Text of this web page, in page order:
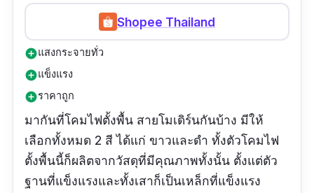
Shopee Thailand
add_circleแสงกระจายทั่ว
add_circleแข็งแรง
add_circleราคาถูก
มากันที่โคมไฟตั้งพื้น สายโมเดิร์นกันบ้าง มีให้
เลือกทั้งหมด 2 สี ได้แก่ ขาวและดำ ทั้งตัวโคมไฟ
ตั้งพื้นนี้ก็ผลิตจากวัสดุที่มีคุณภาพทั้งนั้น ตั้งแต่ตัว
ฐานที่แข็งแรงและทั้งเสาก็เป็นเหล็กที่แข็งแรง